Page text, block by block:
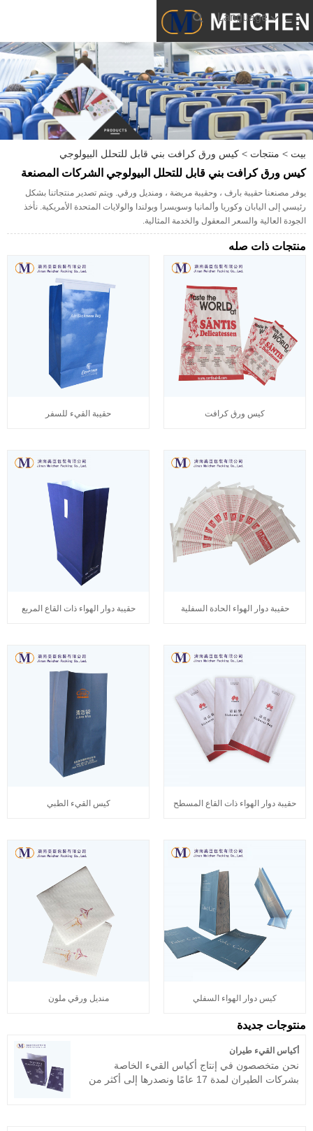
Language
بيت > منتجات > كيس ورق كرافت بني قابل للتحلل البيولوجي
كيس ورق كرافت بني قابل للتحلل البيولوجي الشركات المصنعة
يوفر مصنعنا حقيبة بارف ، وحقيبة مريضة ، ومنديل ورقي. ويتم تصدير منتجاتنا بشكل
رئيسي إلى اليابان وكوريا وألمانيا وسويسرا وبولندا والولايات المتحدة الأمريكية. نأخذ
الجودة العالية والسعر المعقول والخدمة المثالية.
منتجات ذات صله
كيس ورق كرافت حقيبة القيء للسفر
حقيبة دوار الهواء الحادة السفلية حقيبة دوار الهواء ذات القاع المربع
حقيبة دوار الهواء ذات القاع المسطح كيس القيء الطبي
كيس دوار الهواء السفلي منديل ورقي ملون
منتوجات جديدة
أكياس القيء طيران
نحن متخصصون في إنتاج أكياس القيء الخاصة
بشركات الطيران لمدة 17 عامًا ونصدرها إلى أكثر من